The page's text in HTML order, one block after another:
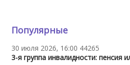
Популярные
30 июля 2026, 16:00 44265
3-я группа инвалидности: пенсия